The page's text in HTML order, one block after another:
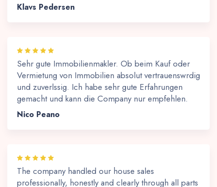
Klavs Pedersen
Sehr gute Immobilienmakler. Ob beim Kauf oder
Vermietung von Immobilien absolut vertrauenswrdig
und zuverlssig. Ich habe sehr gute Erfahrungen
gemacht und kann die Company nur empfehlen.
Nico Peano
The company handled our house sales
professionally, honestly and clearly through all parts